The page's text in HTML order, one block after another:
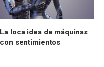
La loca idea de máquinas
con sentimientos